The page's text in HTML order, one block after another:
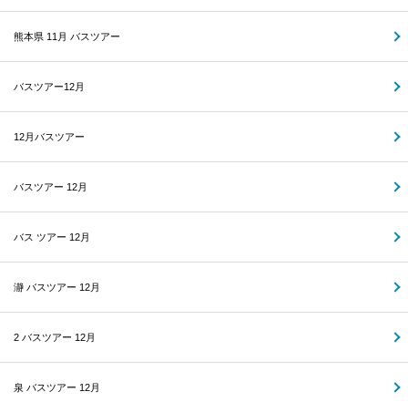
熊本県 11月 バスツアー
バスツアー12月
12月バスツアー
バスツアー 12月
バス ツアー 12月
瀞 バスツアー 12月
2 バスツアー 12月
泉 バスツアー 12月